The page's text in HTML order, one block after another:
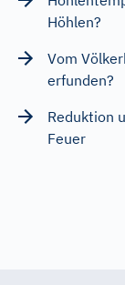
Höhlen?
Vom
erfunden?
Reduktion
Feuer